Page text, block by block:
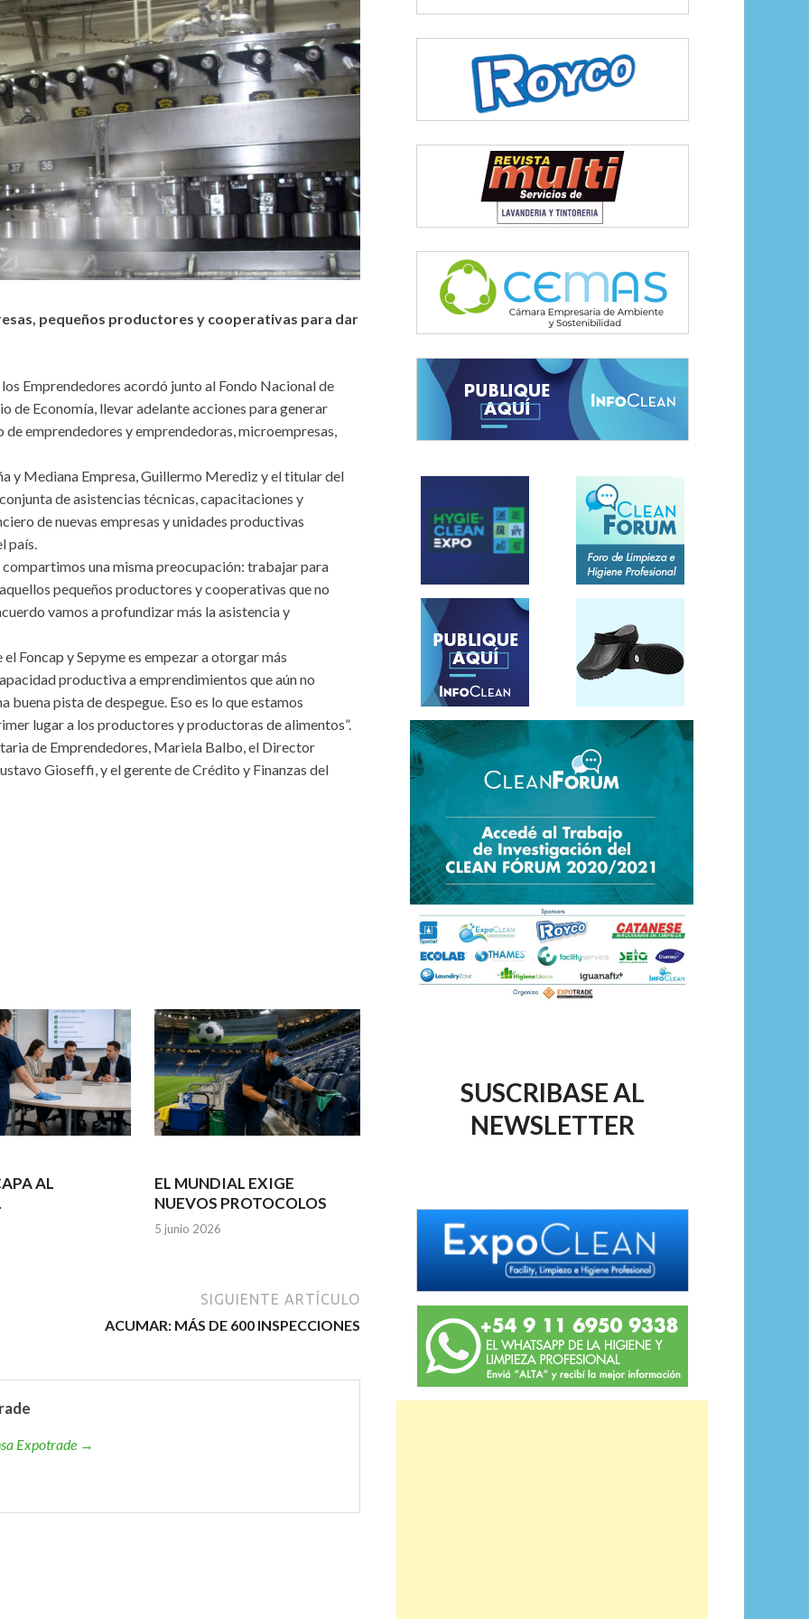
pequeños productores y cooperativas para dar
Emprendedores acordó junto al Fondo Nacional de
de Economía, llevar adelante acciones para generar
emprendedores y emprendedoras, microempresas,
y Mediana Empresa, Guillermo Merediz y el titular del
de asistencias técnicas, capacitaciones y
de nuevas empresas y unidades productivas
país.
una misma preocupación: trabajar para
pequeños productores y cooperativas que no
vamos a profundizar más la asistencia y
Foncap y Sepyme es empezar a otorgar más
productiva a emprendimientos que aún no
pista de despegue. Eso es lo que estamos
lugar a los productores y productoras de alimentos”.
de Emprendedores, Mariela Balbo, el Director
Gioseffi, y el gerente de Crédito y Finanzas del
AL
EL MUNDIAL EXIGE
NUEVOS PROTOCOLOS
5 junio 2026
SIGUIENTE ARTÍCULO
ACUMAR: MÁS DE 600 INSPECCIONES
Expotrade →
SUSCRIBASE AL
NEWSLETTER